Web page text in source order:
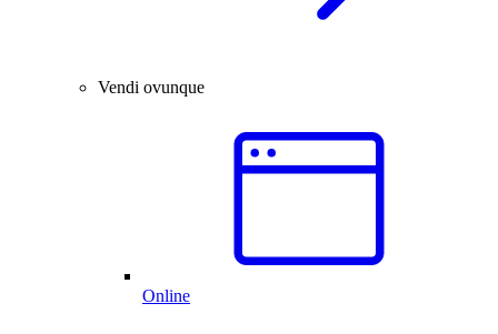
Vendi ovunque
Online